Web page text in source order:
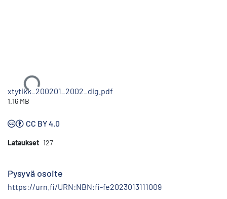
Ladataan...
xtytikk_200201_2002_dig.pdf
1.16 MB
CC BY 4.0
Lataukset 127
Pysyvä osoite
https://urn.fi/URN:NBN:fi-fe2023013111009